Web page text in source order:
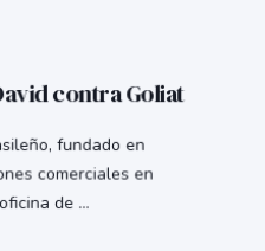
contra Goliat
fundado en
comerciales en
de ...